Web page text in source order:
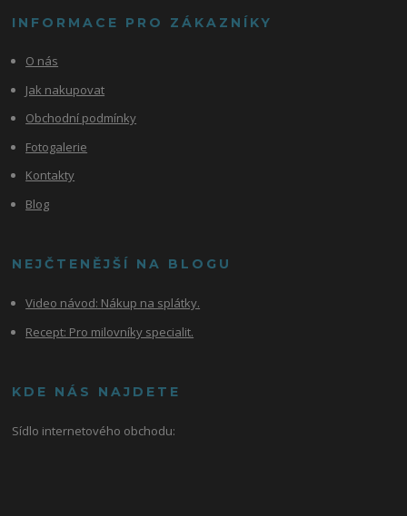
INFORMACE PRO ZÁKAZNÍKY
O nás
Jak nakupovat
Obchodní podmínky
Fotogalerie
Kontakty
Blog
NEJČTENĚJŠÍ NA BLOGU
Video návod: Nákup na splátky.
Recept: Pro milovníky specialit.
KDE NÁS NAJDETE
Sídlo internetového obchodu: